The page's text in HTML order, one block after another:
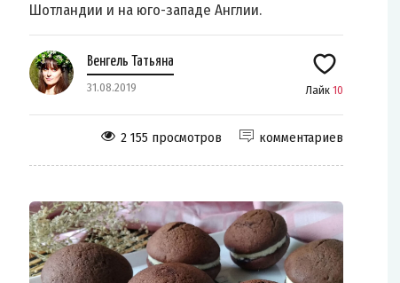
Шотландии и на юго-западе Англии.
Венгель Татьяна
31.08.2019 Лайк 10
комментариев
2 155 просмотров